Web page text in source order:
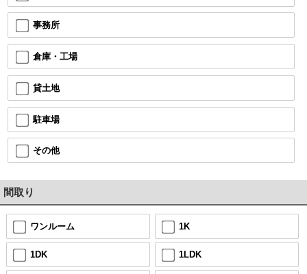
事務所
倉庫・工場
貸土地
駐車場
その他
間取り
ワンルーム 1K
1DK 1LDK